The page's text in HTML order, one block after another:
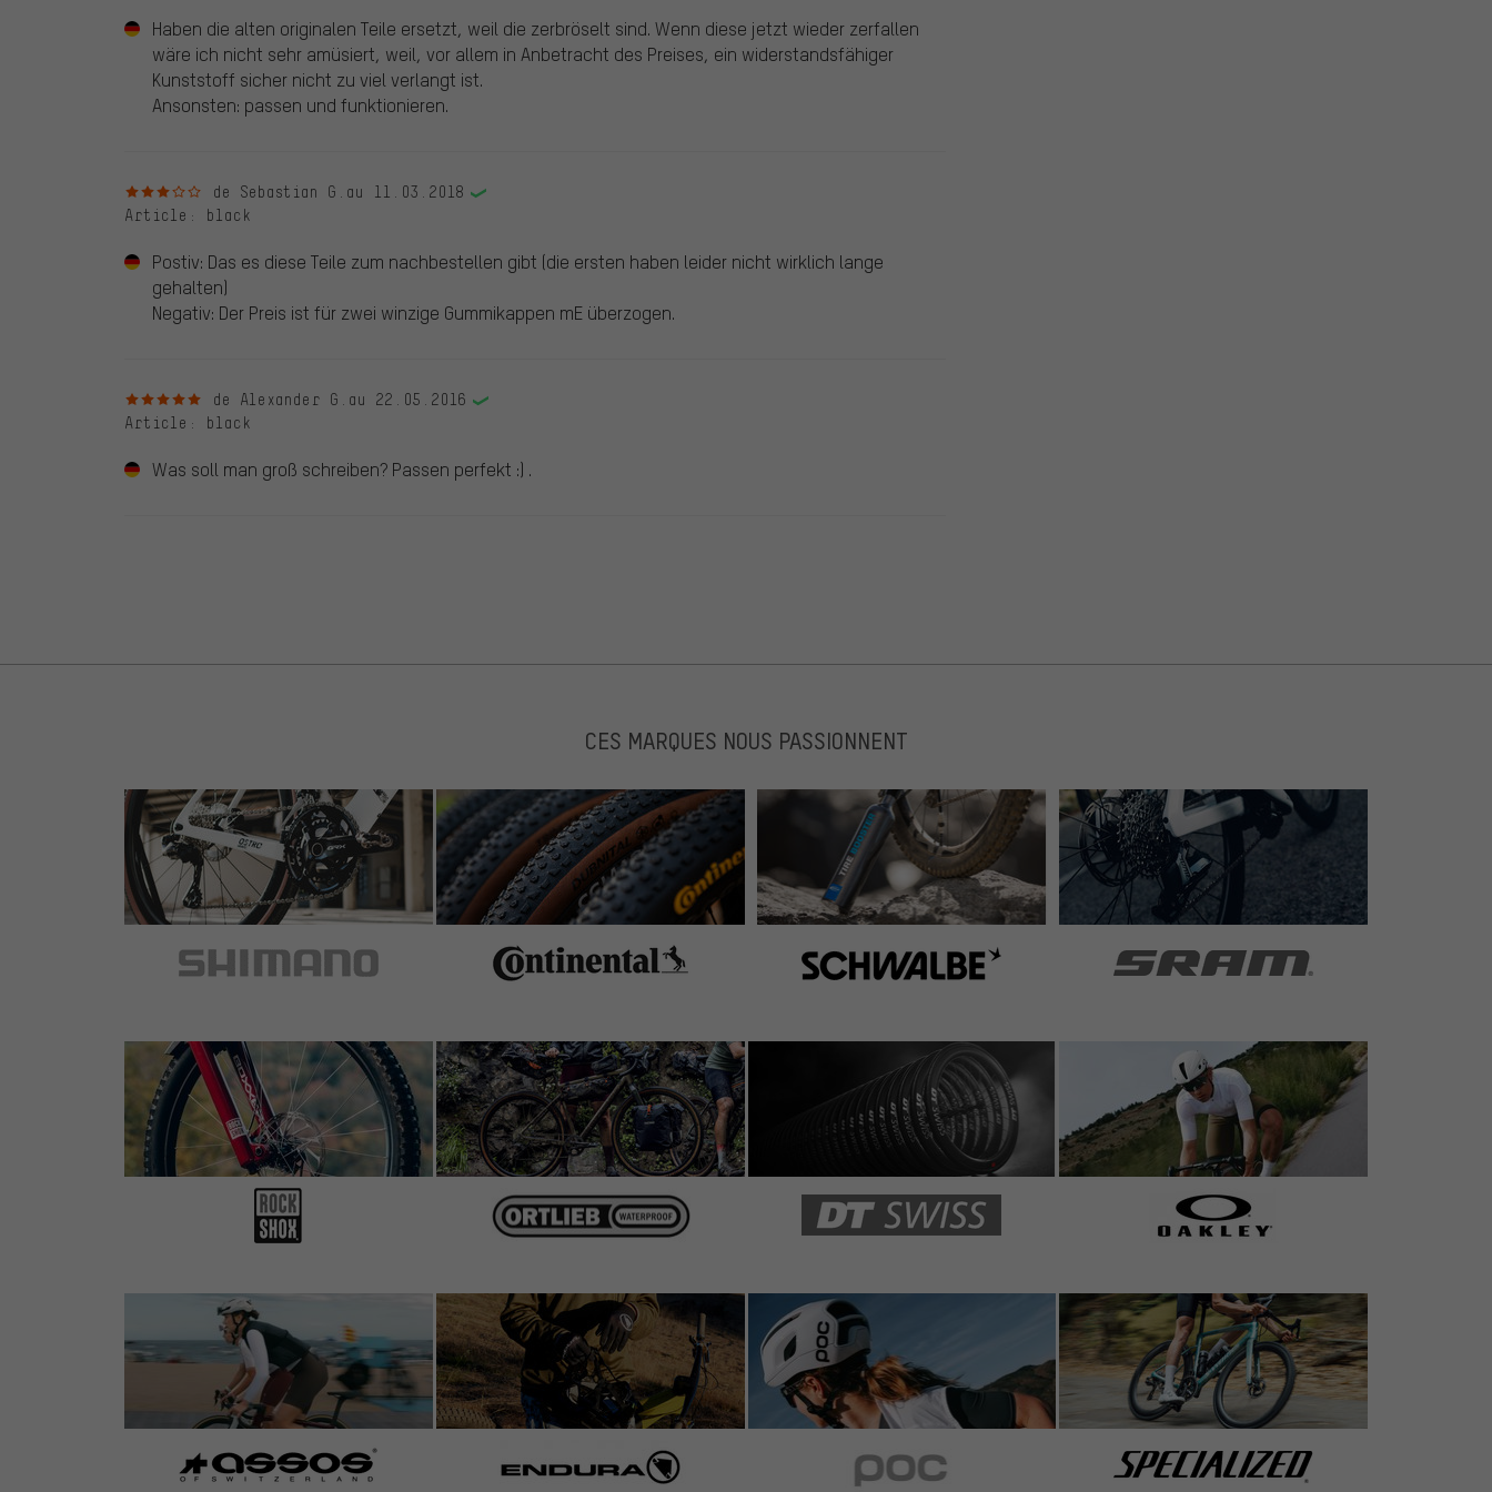
Haben die alten originalen Teile ersetzt, weil die zerbröselt sind. Wenn diese jetzt wieder zerfallen
wäre ich nicht sehr amüsiert, weil, vor allem in Anbetracht des Preises, ein widerstandsfähiger
Kunststoff sicher nicht zu viel verlangt ist.
Ansonsten: passen und funktionieren.
3 sur 5 étoilesde Sebastian G. au 11.03.2018
Article : black
Postiv: Das es diese Teile zum nachbestellen gibt (die ersten haben leider nicht wirklich lange
gehalten)
Negativ: Der Preis ist für zwei winzige Gummikappen mE überzogen.
5 sur 5 étoilesde Alexander G. au 22.05.2016
Article : black
Was soll man groß schreiben? Passen perfekt :) .
CES MARQUES NOUS PASSIONNENT